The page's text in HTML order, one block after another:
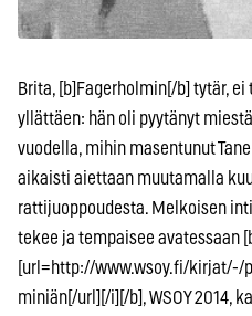
Brita, [b]Fagerholmin[/b] tytär,
yllättäen: hän oli pyytänyt
vuodella, mihin masentunut
aikaisti aiettaan muutamalla
rattijuoppoudesta. Melkoisen
tekee ja tempaisee avatessaan
[url=http://www.wsoy.fi/kirjat/-/
miniän[/url][/i][/b], WSOY 2014,